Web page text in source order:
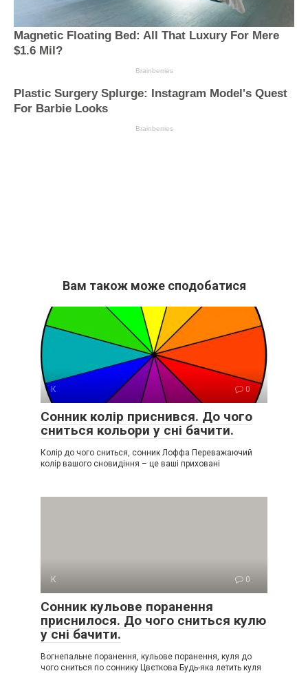
Вам також може сподобатися
К 0
Сонник колір приснився. До чого
сниться кольори у сні бачити.
Колір до чого сниться, сонник Лоффа Переважаючий
колір вашого сновидіння – це ваші приховані
К 0
Сонник кульове поранення
приснилося. До чого сниться кулю
у сні бачити.
Вогнепальне поранення, кульове поранення, куля до
чого сниться по соннику Цвєткова Будь-яка летить куля